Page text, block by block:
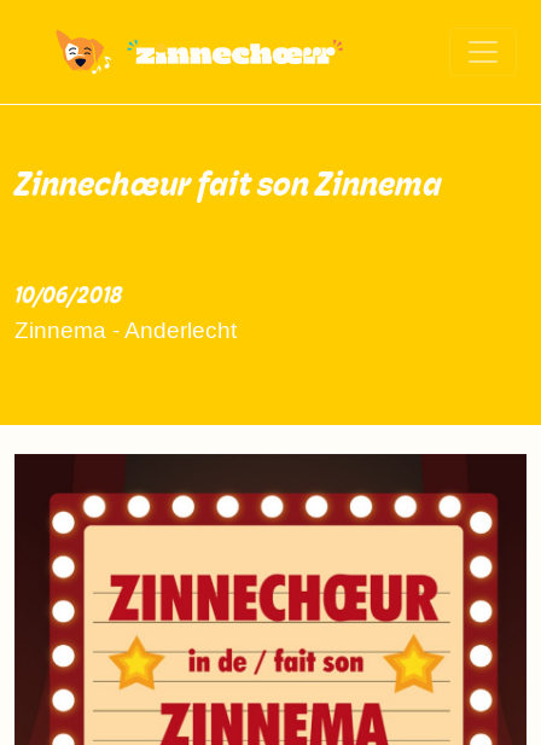
Zinnechœur fait son Zinnema
10/06/2018
2018-06-10
Zinnema - Anderlecht